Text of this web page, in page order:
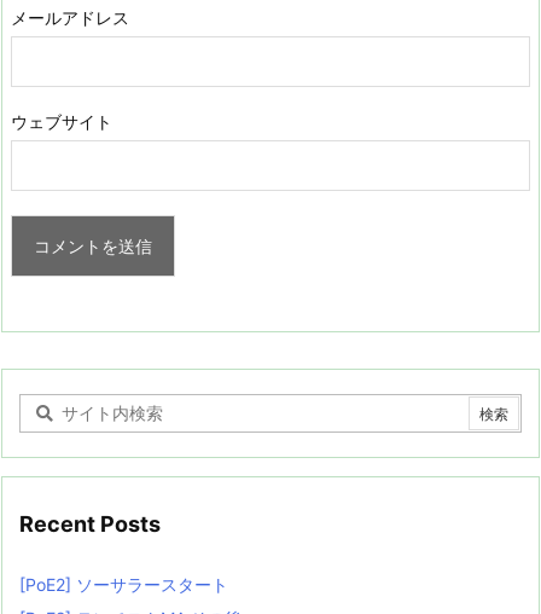
メールアドレス
ウェブサイト
Recent Posts
[PoE2] ソーサラースタート